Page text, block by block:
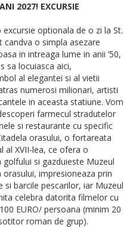
2027! EXCURSIE
optionala de o zi la St.
o simpla asezare
in intreaga lume in anii ’50,
sa locuiasca aici,
al elegantei si al vietii
numerosi milionari, artisti
in aceasta statiune. Vom
farmecul stradutelor
si restaurante cu specific
orasului, o fortareata
al XVII-lea, ce ofera o
si gazduieste Muzeul
impresioneaza prin
barcile pescarilor, iar Muzeul
celebra datorita filmelor cu
EURO/ persoana (minim 20
roman de grup).